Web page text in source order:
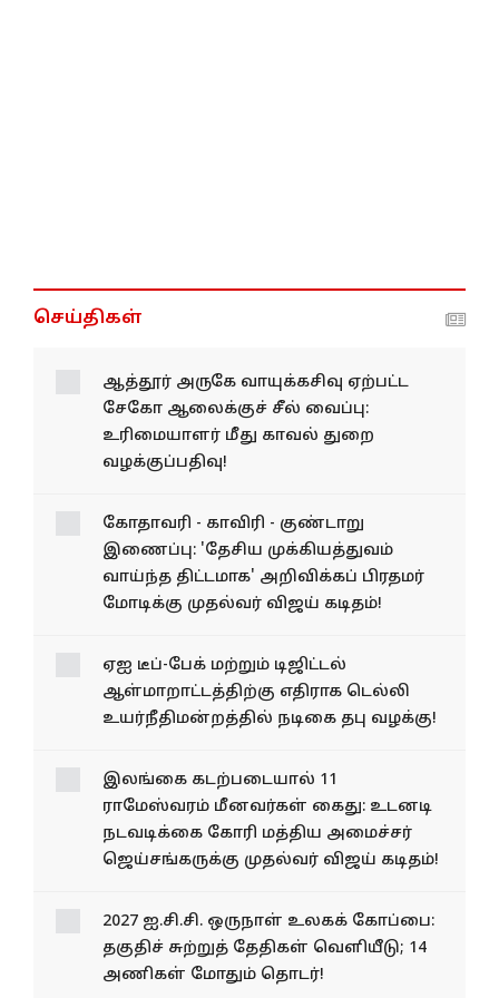
செய்திகள்
ஆத்தூர் அருகே வாயுக்கசிவு ஏற்பட்ட
சேகோ ஆலைக்குச் சீல் வைப்பு:
உரிமையாளர் மீது காவல் துறை
வழக்குப்பதிவு!
கோதாவரி - காவிரி -
குண்டாறு இணைப்பு: 'தேசிய
முக்கியத்துவம் வாய்ந்த
திட்டமாக' அறிவிக்கப் பிரதமர்
கடிதம்!
ஏஐ டீப்-பேக் மற்றும் டிஜிட்டல்
டெல்லி உயர்நீதிமன்றத்தில்
நடிகை தபு வழக்கு!
இலங்கை கடற்படையால் 11
நடவடிக்கை கோரி மத்திய அமைச்சர்
ஜெய்சங்கருக்கு முதல்வர் விஜய் கடிதம்!